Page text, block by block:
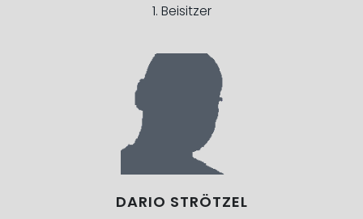
1. Beisitzer
DARIO STRÖTZEL